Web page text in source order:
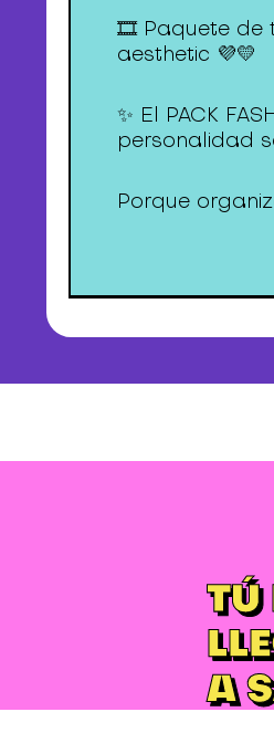
🎞️ Paquete de
aesthetic 💜💛
✨ El PACK
personalidad
Porque